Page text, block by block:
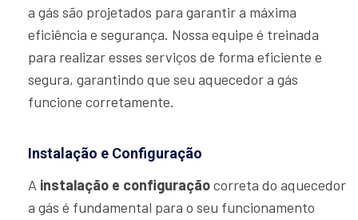
a gás são projetados para garantir a máxima
eficiência e segurança. Nossa equipe é treinada
para realizar esses serviços de forma eficiente e
segura, garantindo que seu aquecedor a gás
funcione corretamente.
Instalação e Configuração
A instalação e configuraçãocorreta do aquecedor
a gás é fundamental para o seu funcionamento